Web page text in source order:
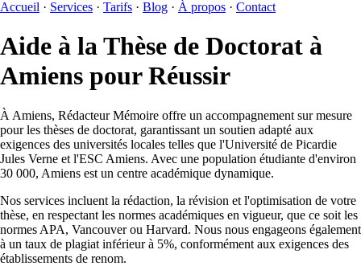
Accueil · Services · Tarifs · Blog · À propos · Contact
Aide à la Thèse de Doctorat à
Amiens pour Réussir
À Amiens, Rédacteur Mémoire offre un accompagnement sur mesure
pour les thèses de doctorat, garantissant un soutien adapté aux
exigences des universités locales telles que l'Université de Picardie
Jules Verne et l'ESC Amiens. Avec une population étudiante d'environ
30 000, Amiens est un centre académique dynamique.
Nos services incluent la rédaction, la révision et l'optimisation de votre
thèse, en respectant les normes académiques en vigueur, que ce soit les
normes APA, Vancouver ou Harvard. Nous nous engageons également
à un taux de plagiat inférieur à 5%, conformément aux exigences des
établissements de renom.